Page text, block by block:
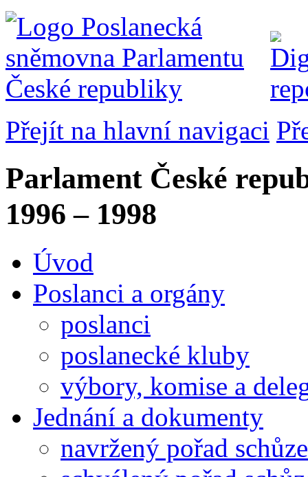
Přejít na hlavní navigaci
Parlament České
1996 – 1998
Úvod
Poslanci a orgány
poslanci
poslanecké kluby
výbory, komise a
Jednání a dokumenty
navržený pořad schůze